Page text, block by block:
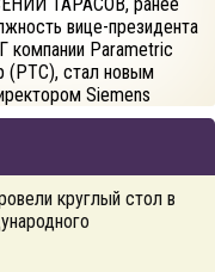
вице-президента
компании Parametric
(PTC), стал новым
Siemens
назначен новый
круглый стол в